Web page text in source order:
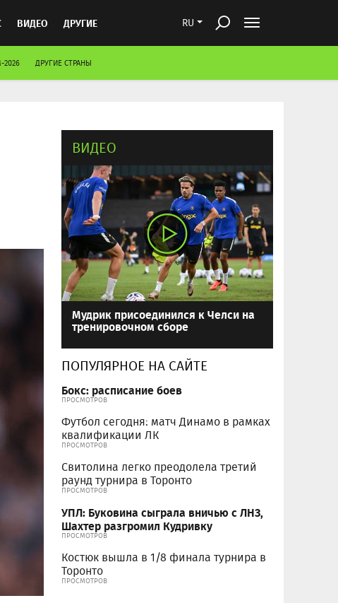
RU
ВИДЕО ДРУГИЕ
ДРУГИЕ СТРАНЫ
ВИДЕО
Мудрик присоединился к Челси на
тренировочном сборе
ПОПУЛЯРНОЕ НА САЙТЕ
Бокс: расписание боев
ПРОСМОТРОВ
Футбол сегодня: матч Динамо в рамках
квалификации ЛК
ПРОСМОТРОВ
Свитолина легко преодолела третий
раунд турнира в Торонто
ПРОСМОТРОВ
УПЛ: Буковина сыграла вничью с ЛНЗ,
Шахтер разгромил Кудривку
ПРОСМОТРОВ
Костюк вышла в 1/8 финала турнира в
Торонто
ПРОСМОТРОВ